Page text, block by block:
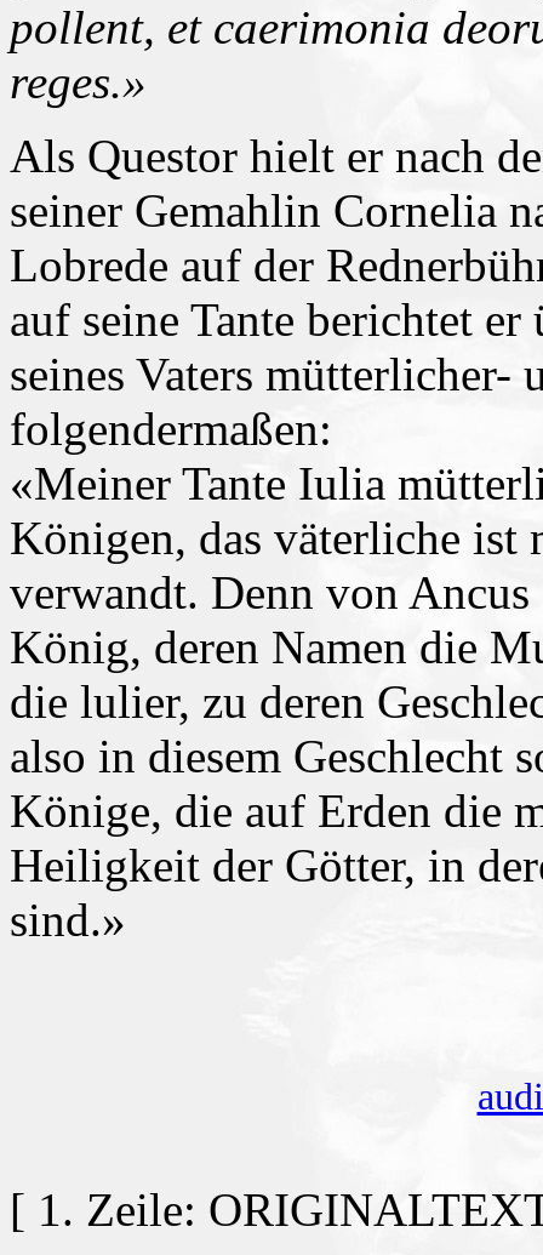
pollent, et caerimonia
reges.»
Als Questor hielt er nach
seiner Gemahlin Cornelia
Lobrede auf der
auf seine Tante berichtet
seines Vaters mütterlicher-
folgendermaßen:
«Meiner Tante Iulia
Königen, das väterliche ist
verwandt. Denn von
König, deren Namen die
die lulier, zu deren
also in diesem Geschlecht
Könige, die auf Erden die
Heiligkeit der Götter, in
sind.»
[ 1. Zeile: